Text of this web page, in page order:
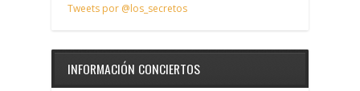
Tweets por @los_secretos
INFORMACIÓN CONCIERTOS